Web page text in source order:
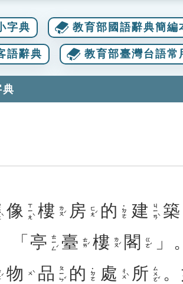
字典 教育部國語辭典簡編
語辭典 教育部臺灣台語常
ˋ 像 ㄒㄧㄤˋ 樓 ㄌㄡˊ 房 ㄈㄤˊ 的 ˙ㄉㄜ 建 ㄐㄧㄢˋ 築
「 亭 ㄊㄧㄥˊ 臺 ㄊㄞˊ 樓 ㄌㄡˊ 閣 ㄍㄜˊ
」。
物 ㄨˋ 品 ㄆㄧㄣˇ 的 ˙ㄉㄜ 處 ㄔㄨˋ 所 ㄙㄨㄛˇ 。